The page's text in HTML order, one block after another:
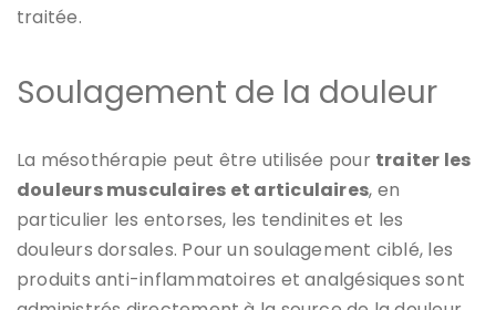
traitée.
Soulagement de la douleur
La mésothérapie peut être utilisée pour traiter les
douleurs musculaires et articulaires, en
particulier les entorses, les tendinites et les
douleurs dorsales. Pour un soulagement ciblé, les
produits anti-inflammatoires et analgésiques sont